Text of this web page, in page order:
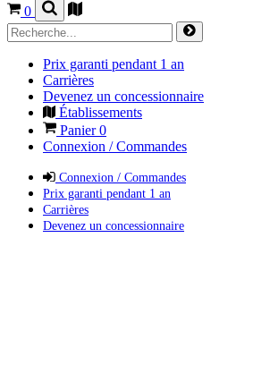
0
Prix garanti pendant 1 an
Carrières
Devenez un concessionnaire
Établissements
Panier0
Connexion / Commandes
Connexion / Commandes
Prix garanti pendant 1 an
Carrières
Devenez un concessionnaire